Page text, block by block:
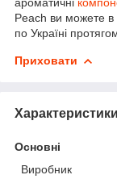
Peach ви можете в
по Україні
Приховати
Характеристики
Основні
Виробник